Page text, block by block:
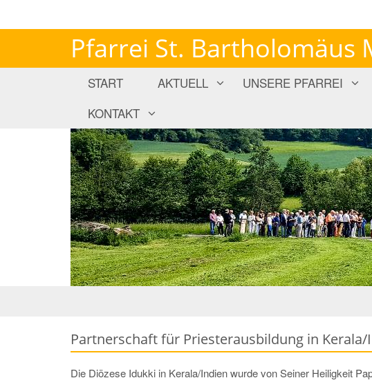
Pfarrei St. Bartholomäus
START AKTUELL UNSERE PFARREI
KONTAKT
Partnerschaft für Priesterausbildung in Kerala/
Die Diözese Idukki in Kerala/Indien wurde von Seiner Heiligkeit